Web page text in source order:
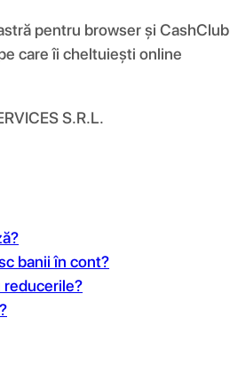
pentru browser și CashClub
care îi cheltuiești online
S.R.L.
banii în cont?
reducerile?